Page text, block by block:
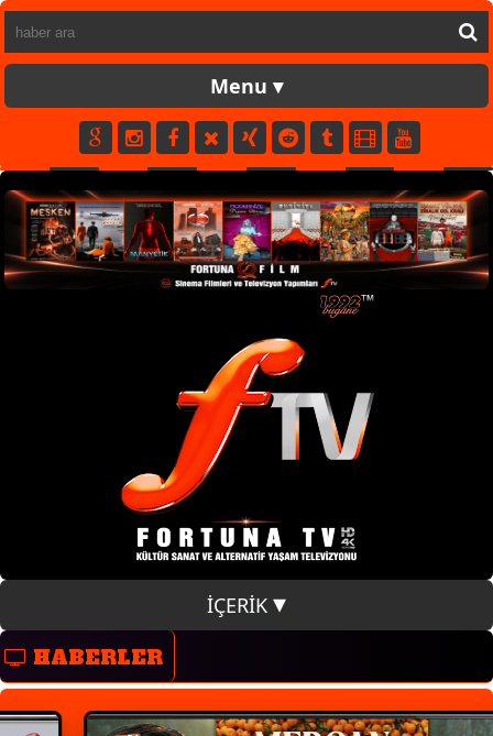
FORTUNATV
YAPIM
FİLM
MÜZİK
SPOR
KÜNYE
İÇERİK
HABERLER